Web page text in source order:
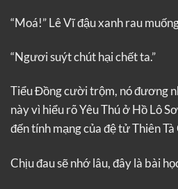
“Moá!” Lê Vĩ đậu xanh rau
“Ngươi suýt chút hại chết ta.”
Tiểu Đồng cười trộm, nó đương
này vì hiểu rõ Yêu Thú ở Hồ Lô
đến tính mạng của đệ tử Thiên Tà
Chịu đau sẽ nhớ lâu, đây là bài